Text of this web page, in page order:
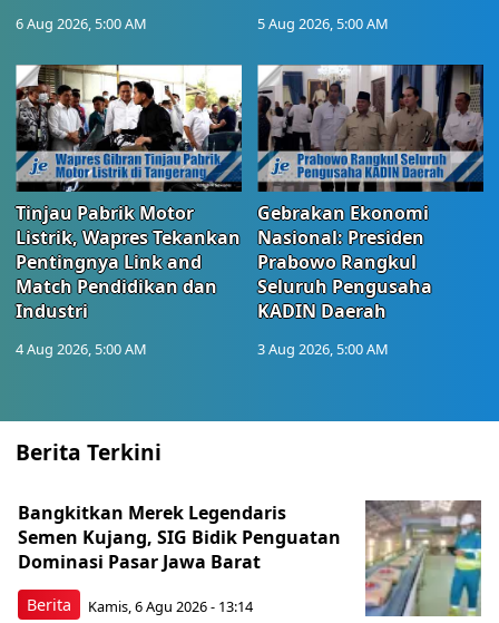
6 Aug 2026, 5:00 AM 5 Aug 2026, 5:00 AM
Tinjau Pabrik Motor
Listrik, Wapres Tekankan
Pentingnya Link and
Match Pendidikan dan
Industri
4 Aug 2026, 5:00 AM
Gebrakan Ekonomi
Nasional: Presiden
Prabowo Rangkul
Seluruh Pengusaha
KADIN Daerah
3 Aug 2026, 5:00 AM
Berita Terkini
Berita
Bangkitkan Merek Legendaris
Semen Kujang, SIG Bidik Penguatan
Dominasi Pasar Jawa Barat
Kamis, 6 Agu 2026 - 13:14